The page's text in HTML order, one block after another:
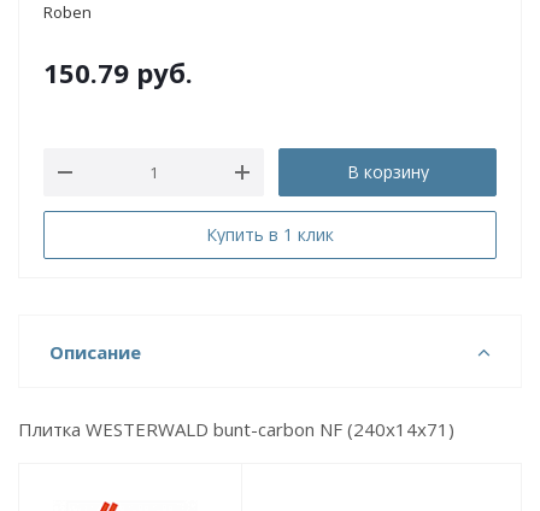
Roben
150.79 руб.
В корзину
Купить в 1 клик
Описание
Плитка WESTERWALD bunt-carbon NF (240x14x71)